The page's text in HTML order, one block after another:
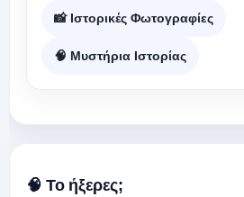
📸 Ιστορικές Φωτογραφίες
🧠 Μυστήρια Ιστορίας
🧠 Το ήξερες;